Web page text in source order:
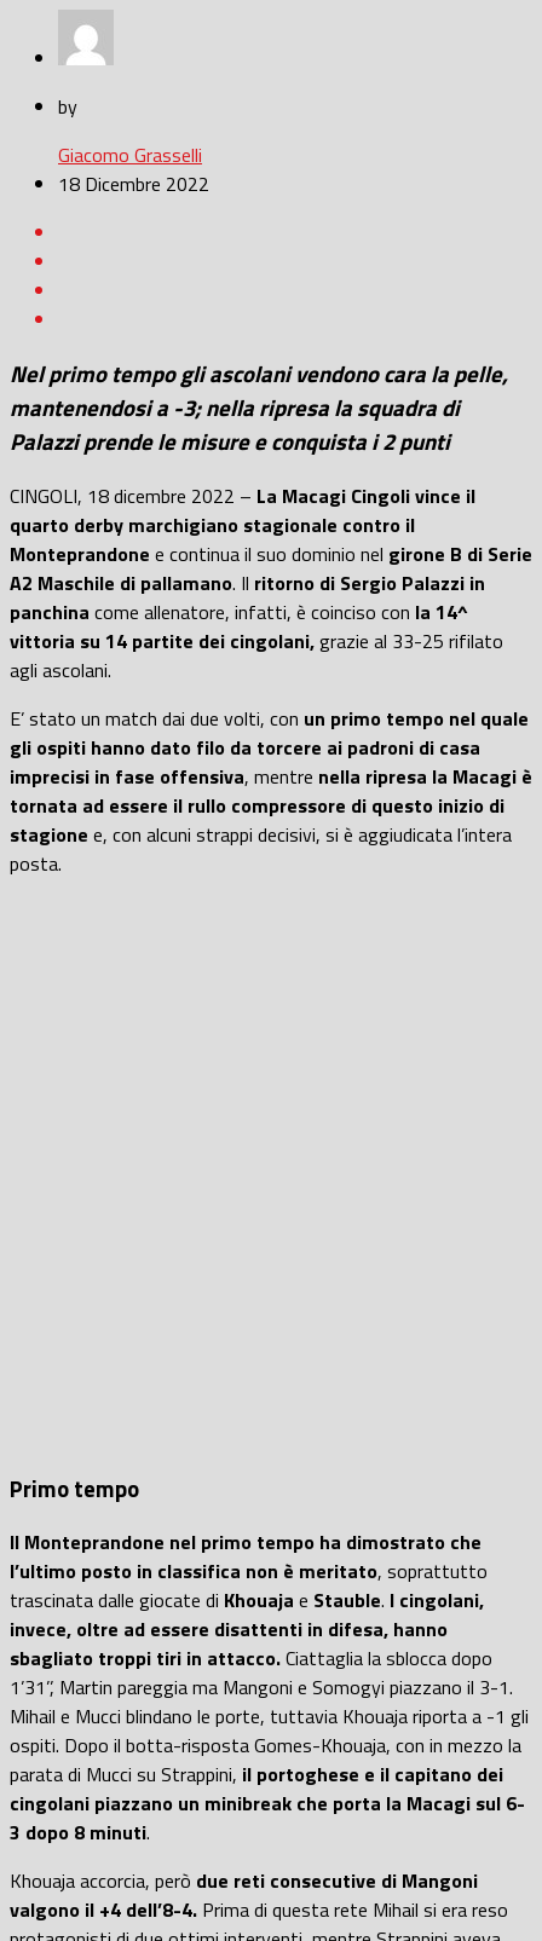
by
Giacomo Grasselli
18 Dicembre 2022
Nel primo tempo gli ascolani vendono cara la pelle,
mantenendosi a -3; nella ripresa la squadra di
Palazzi prende le misure e conquista i 2 punti
CINGOLI, 18 dicembre 2022 – La Macagi Cingoli vince il
quarto derby marchigiano stagionale contro il
Monteprandone e continua il suo dominio nel girone B di Serie
A2 Maschile di pallamano. Il ritorno di Sergio Palazzi in
panchina come allenatore, infatti, è coinciso con la 14^
vittoria su 14 partite dei cingolani,grazie al 33-25 rifilato
agli ascolani.
E’ stato un match dai due volti, con un primo tempo nel quale
gli ospiti hanno dato filo da torcere ai padroni di casa
imprecisi in fase offensiva, mentre nella ripresa la Macagi è
tornata ad essere il rullo compressore di questo inizio di
stagione e, con alcuni strappi decisivi, si è aggiudicata l’intera
posta.
Primo tempo
Il Monteprandone nel primo tempo ha dimostrato che
l’ultimo posto in classifica non è meritato, soprattutto
trascinata dalle giocate di Khouaja e Stauble. I cingolani,
invece, oltre ad essere disattenti in difesa, hanno
sbagliato troppi tiri in attacco.Ciattaglia la sblocca dopo
1’31’’, Martin pareggia ma Mangoni e Somogyi piazzano il 3-1.
Mihail e Mucci blindano le porte, tuttavia Khouaja riporta a -1 gli
ospiti. Dopo il botta-risposta Gomes-Khouaja, con in mezzo la
parata di Mucci su Strappini, il portoghese e il capitano dei
cingolani piazzano un minibreak che porta la Macagi sul 6-
3 dopo 8 minuti.
Khouaja accorcia, però due reti consecutive di Mangoni
valgono il +4 dell’8-4. Prima di questa rete Mihail si era reso